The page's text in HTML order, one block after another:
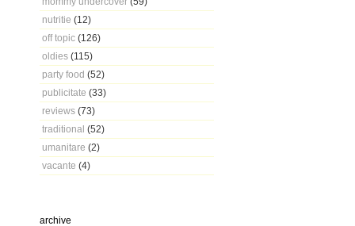
nutritie (12)
off topic (126)
oldies (115)
party food (52)
publicitate (33)
reviews (73)
traditional (52)
umanitare (2)
vacante (4)
archive